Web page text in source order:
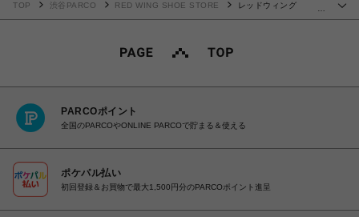
TOP 渋谷PARCO RED WING SHOE STORE
レッドウィング
PARCOポイント
全国のPARCOやONLINE PARCOで貯まる＆使える
ポケパル払い
初回登録＆お買物で最大1,500円分のPARCOポイント進呈